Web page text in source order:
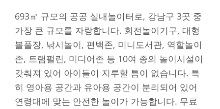
693㎡ 규모의 공공 실내놀이터로, 강남구 3곳 중
가장 큰 규모를 자랑합니다. 회전놀이기구, 대형
볼풀장, 낚시놀이, 편백존, 미니도서관, 역할놀이
존, 트램펄린, 미디어존 등 10여 종의 놀이시설이
갖춰져 있어 아이들이 지루할 틈이 없습니다. 특
히 영아용 공간과 유아용 공간이 분리되어 있어
연령대에 맞는 안전한 놀이가 가능합니다. 무료